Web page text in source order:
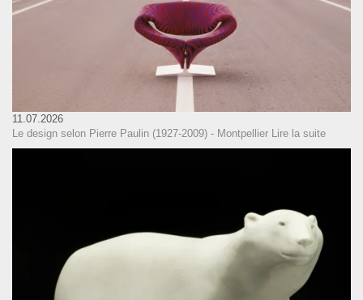
11.07.2026
Le design selon Pierre Paulin (1927-2009) - Montpellier Lire la suite